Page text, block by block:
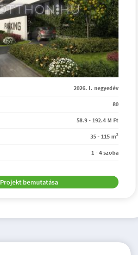
2026. I. negyedév
80
58.9 - 192.4 M Ft
35 - 115 m2
1 - 4 szoba
Projekt bemutatása